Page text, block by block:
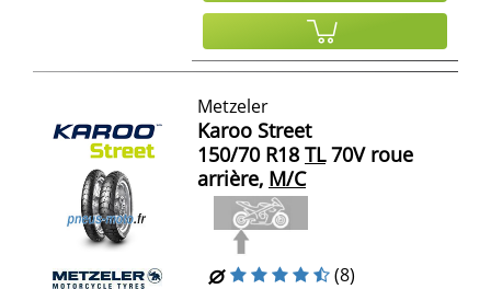
Metzeler
Karoo Street
150/70 R18 TL70V roue
arrière, M/C
(8)